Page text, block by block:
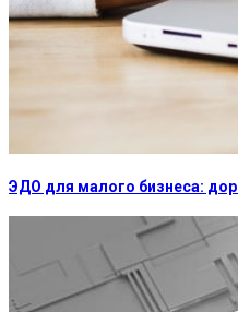
ЭДО для малого бизнеса: